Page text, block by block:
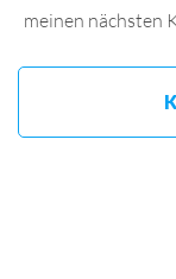
meinen nächsten